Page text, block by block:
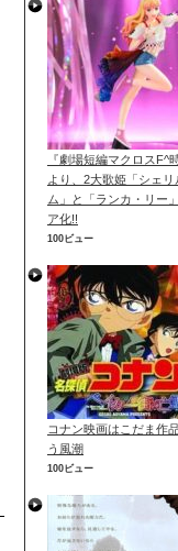
『劇場短編マクロスF^
より、2大歌姫「シェリ
ム」と「ランカ・リー
ア化!!
100ビュー
コナン映画はこだま作
う風潮
100ビュー